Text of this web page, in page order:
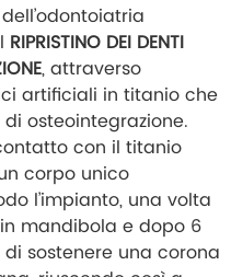
RIPRISTINO DEI DENTI
, attraverso
artificiali in titanio che
osteointegrazione.
con il titanio
corpo unico
l’impianto, una volta
mandibola e dopo 6
sostenere una corona